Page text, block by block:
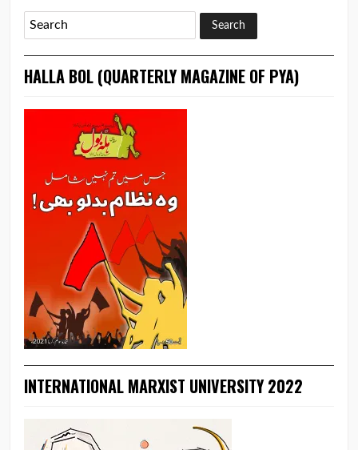
HALLA BOL (QUARTERLY MAGAZINE OF PYA)
INTERNATIONAL MARXIST UNIVERSITY 2022